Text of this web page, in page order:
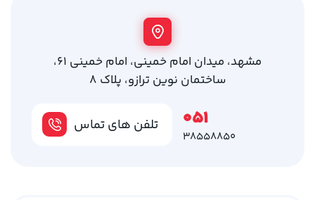
مشهد، میدان امام خمینی، امام خمینی 61،
ساختمان نوین ترازو، پلاک 8
تلفن های تماس 051
38558850